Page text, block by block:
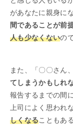
があなたに親身に
間であることが前
人も少なくないの
また、「〇〇さん
てしまうかもしれ
報告するまでの間
上司によく思われ
しくなることもあ